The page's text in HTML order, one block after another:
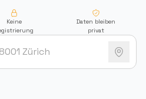
Keine
Daten bleiben
privat